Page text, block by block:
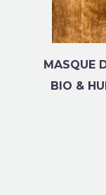
MASQUE
BIO &